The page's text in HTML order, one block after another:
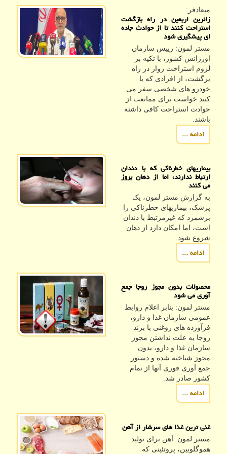
میعادفر:
زائرین اربعین در راه بازگشت
استراحت کنند تا از حوادث جاده
ای پیشگیری شود
مستر لمون: رییس سازمان
اورژانس کشور، با تکیه بر
لزوم استراحت زوار در راه
برگشت، از افرادی که با
خودرو های شخصی سفر می
کنند خواست برای ممانعت از
حوادث استراحت کافی داشته
باشند.
ادامه ...
بیماریهای خطرناکی که با دندان
ارتباط ندارند، اما از دهان بروز
می کنند
به گزارش مستر لمون، یک
پزشک، بیماریهای خطرناکی را
برشمرد که غیرمرتبط با دندان
است، اما امکان دارد از دهان
شروع شود.
ادامه ...
محصولات بدون مجوز روجا جمع
آوری می شود
مستر لمون: بنابر اعلام روابط
عمومی سازمان غذا و دارو،
فرآورده های روغنی با برند
روجا به علت نداشتن مجوز
سازمان غذا و دارو، بدون
مجوز شناخته شده و دستور
جمع آوری فوری آنها از تمام
کشور صادر شد.
ادامه ...
غنی ترین غذا های سرشار از آهن
مستر لمون: آهن برای تولید
هموگلوبین، پروتئینی که